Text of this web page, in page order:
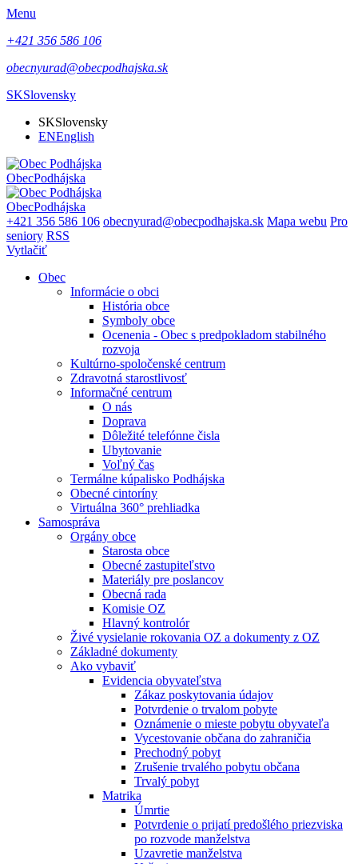
Menu
+421 356 586 106
obecnyurad@obecpodhajska.sk
SKSlovensky
SKSlovensky
ENEnglish
ObecPodhájska
ObecPodhájska
+421 356 586 106 obecnyurad@obecpodhajska.sk Mapa webu Pro
seniory RSS
Vytlačiť
Obec
Informácie o obci
História obce
Symboly obce
Ocenenia - Obec s predpokladom stabilného
rozvoja
Kultúrno-spoločenské centrum
Zdravotná starostlivosť
Informačné centrum
O nás
Doprava
Dôležité telefónne čisla
Ubytovanie
Voľný čas
Termálne kúpalisko Podhájska
Obecné cintoríny
Virtuálna 360° prehliadka
Samospráva
Orgány obce
Starosta obce
Obecné zastupiteľstvo
Materiály pre poslancov
Obecná rada
Komisie OZ
Hlavný kontrolór
Živé vysielanie rokovania OZ a dokumenty z OZ
Základné dokumenty
Ako vybaviť
Evidencia obyvateľstva
Zákaz poskytovania údajov
Potvrdenie o trvalom pobyte
Oznámenie o mieste pobytu obyvateľa
Vycestovanie občana do zahraničia
Prechodný pobyt
Zrušenie trvalého pobytu občana
Trvalý pobyt
Matrika
Úmrtie
Potvrdenie o prijatí predošlého priezviska
po rozvode manželstva
Uzavretie manželstva